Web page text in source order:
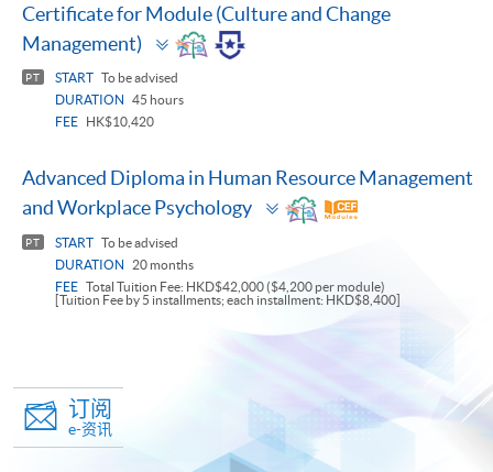
Certificate for Module (Culture and Change
Management)
Toggle
panel
PT START To be advised
DURATION
45 hours
FEE
HK$10,420
Advanced Diploma in Human Resource Management
and Workplace Psychology
Toggle
panel
PT START To be advised
DURATION
20 months
FEE Total Tuition Fee: HKD$42,000 ($4,200 per module)
[Tuition Fee by 5 installments; each installment: HKD$8,400]
订阅
e-资讯